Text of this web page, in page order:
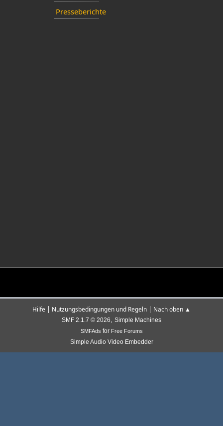
Presseberichte
Hilfe | Nutzungsbedingungen und Regeln | Nach oben ▲
SMF 2.1.7 © 2026, Simple Machines
SMFAds for Free Forums
Simple Audio Video Embedder